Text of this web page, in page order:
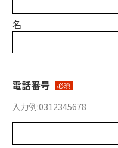
名
電話番号 必須
入力例:0312345678